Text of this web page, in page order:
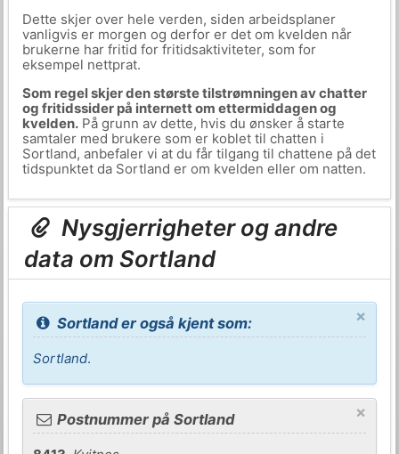
Dette skjer over hele verden, siden arbeidsplaner
vanligvis er morgen og derfor er det om kvelden når
brukerne har fritid for fritidsaktiviteter, som for
eksempel nettprat.
Som regel skjer den største tilstrømningen av chatter
og fritidssider på internett om ettermiddagen og
kvelden.På grunn av dette, hvis du ønsker å starte
samtaler med brukere som er koblet til chatten i
Sortland, anbefaler vi at du får tilgang til chattene på det
tidspunktet da Sortland er om kvelden eller om natten.
Nysgjerrigheter og andre
data om Sortland
×
Sortland er også kjent som:
Sortland.
×
Postnummer på Sortland